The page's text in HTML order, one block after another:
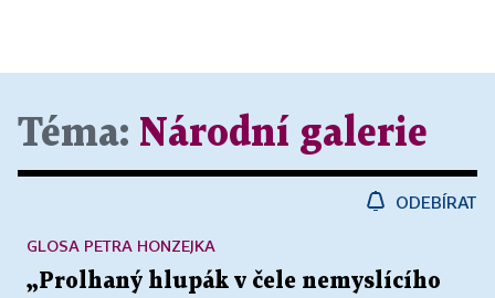
Téma: Národní galerie
ODEBÍRAT
„Prolhaný hlupák v čele nemyslícího
GLOSA PETRA HONZEJKA